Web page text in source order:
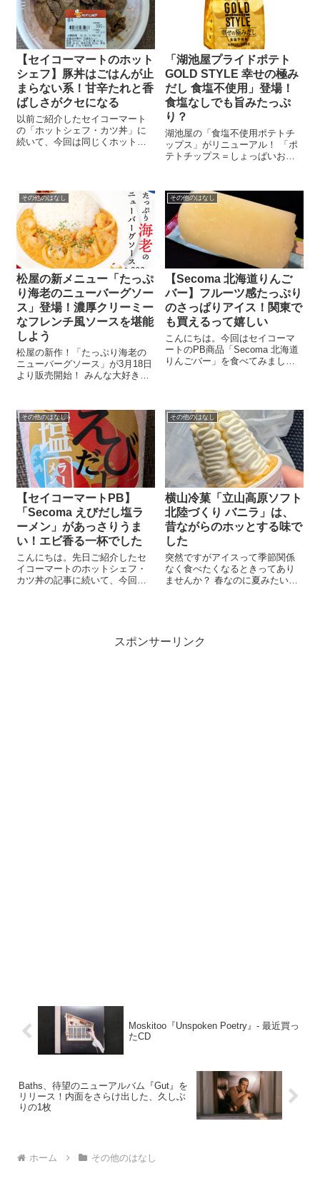
【セイコーマートのホット
シェフ】豚丼はごはんが止
まらない系！甘辛たれと香
ばしさがクセになる
以前ご紹介したセイコーマート
の「ホットシェフ・カツ丼」に
続いて、今回は同じくホットシ
食べたかったのですが、この日
は見当たら...
「湖池屋プライドポテト
GOLD STYLE 幸せの極み
だし 食塩不使用」登場！
食塩なしでも旨みたっぷ
り？
湖池屋の「食塩不使用ポテトチ
ップス」がリニューアル！ 「ポ
テトチップス＝しょっぱいお菓
しっかり美味しいポテチ も増え
てきましたね。 湖池屋が2024年
に発売した「湖池屋プライド
ポ...
その他のはなし
松屋の新メニュー「たっぷ
り海老のニューバーグソー
ス」登場！濃厚クリーミー
なフレンチ風ソースを堪能
しよう
松屋の新作！「たっぷり海老の
ニューバーグソース」が3月18日
より販売開始！ みんな大好き松
登場！2025年3月18日（火）10時
より全国の松屋店舗で販売開始
されます。 今回の新メニ...
その他のはなし
【Secoma 北海道りんご
バー】フルーツ感たっぷり
のさっぱりアイス！関東で
も買えるって嬉しい
こんにちは。今回はセイコーマ
ートのPB商品「Secoma 北海道
りんごバー」を食べてみまし
北海道仁木町産のりんご使用。
アイス...
その他のはなし
【セイコーマートPB】
「Secoma えびだし塩ラ
ーメン」があっさりうま
い！エビ香る一杯でした
こんにちは。先日ご紹介したセ
イコーマートのホットシェフ・
カツ丼の記事に続いて、今回は
「Secoma えびだし塩ラーメ
その他のはなし
横山冷菓「立山高原ソフト
北陸づくり バニラ」は、
昔ながらのホッとする味で
した
突然ですがアイスって季節関係
なく食べたくなるときってあり
ませんか？ 春なのに夏みたいな
かの夏日、車を走らせた先で…
その日は3...
スポンサーリンク
Moskitoo『Unspoken Poetry』- 最近買っ
たCD
Baths、待望のニューアルバム『Gut』を
リリース！内面をさらけ出した、久しぶ
りの1枚
ホーム その他のはなし